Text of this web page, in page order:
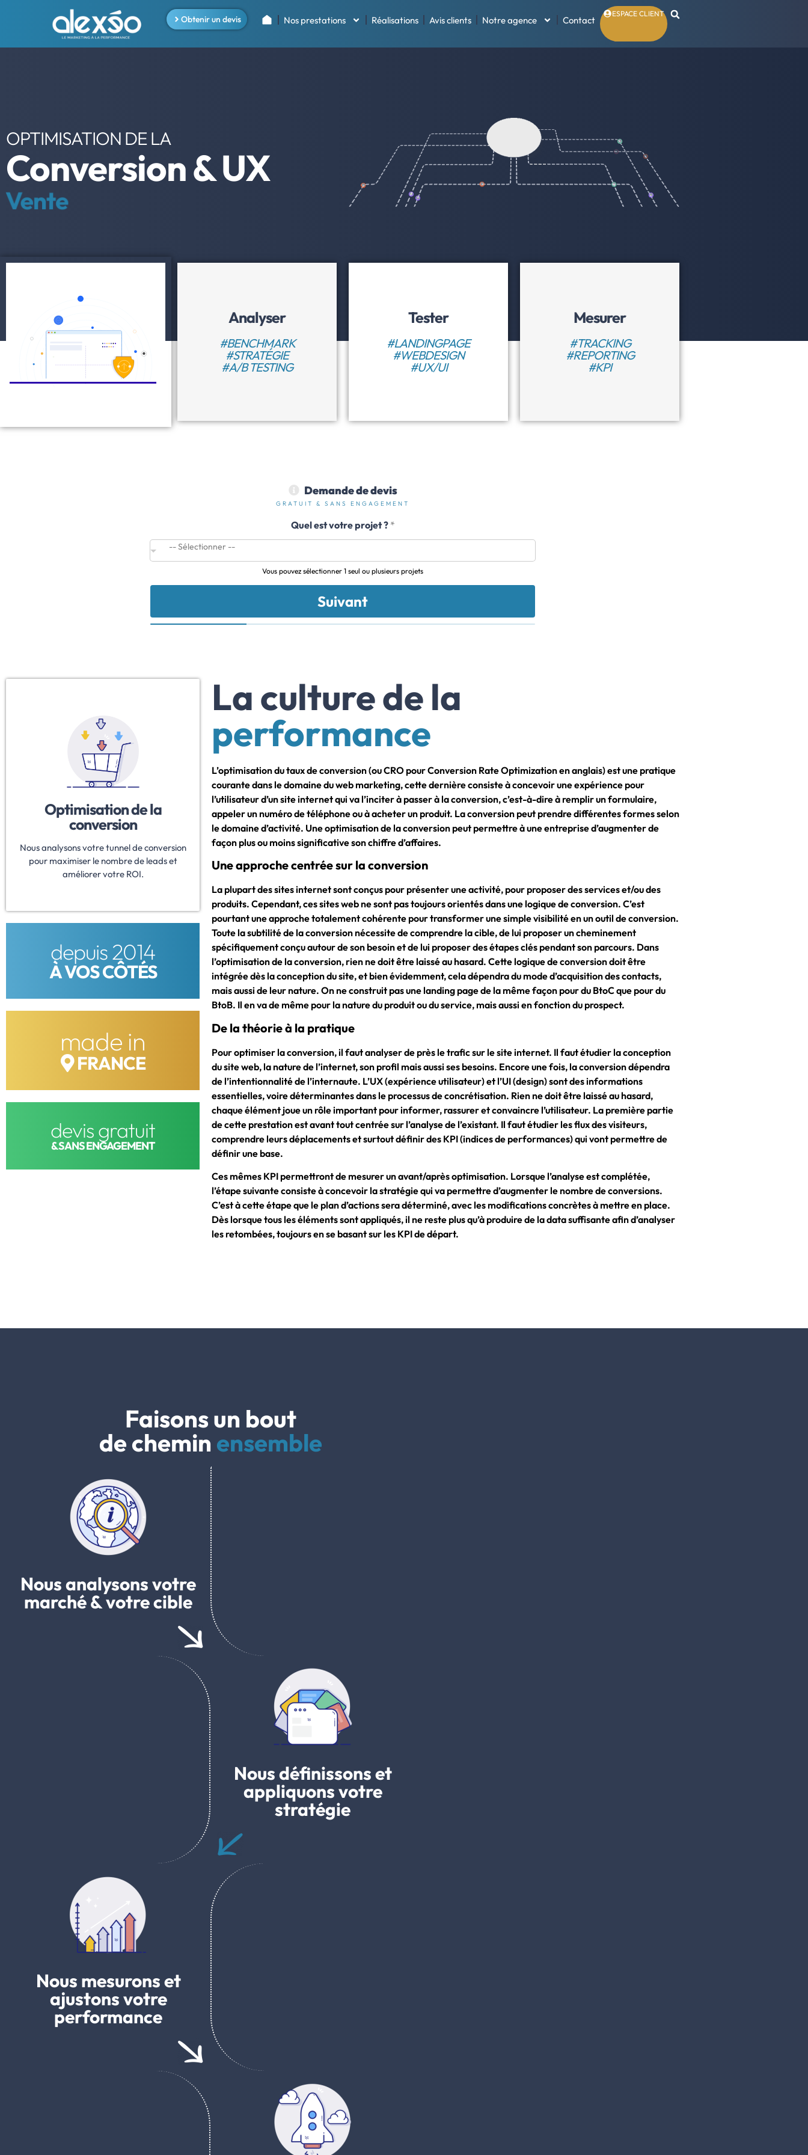
Obtenir un devis Nos prestations Réalisations Avis clients Notre agence Contact
ESPACE CLIENT
OPTIMISATION DE LA
Conversion & UX
Inscription
Analyser
#BENCHMARK
#STRATÉGIE
#A/B TESTING
Tester
#LANDINGPAGE
#WEBDESIGN
#UX/UI
Mesurer
#TRACKING
#REPORTING
#KPI
Demande de devis
GRATUIT & SANS ENGAGEMENT
Quel est votre projet ? *
Vous pouvez sélectionner 1 seul ou plusieurs projets
Suivant
Optimisation de la
conversion
Nous analysons votre tunnel de conversion
pour maximiser le nombre de leads et
améliorer votre ROI.
depuis 2014
À VOS CÔTÉS
made in
FRANCE
devis gratuit
& SANS ENGAGEMENT
La culture de la
performance
L’optimisation du taux de conversion (ou CRO pour Conversion Rate Optimization en anglais) est une pratique
courante dans le domaine du web marketing, cette dernière consiste à concevoir une expérience pour
l’utilisateur d’un site internet qui va l’inciter à passer à la conversion, c’est-à-dire à remplir un formulaire,
appeler un numéro de téléphone ou à acheter un produit. La conversion peut prendre différentes formes selon
le domaine d’activité. Une optimisation de la conversion peut permettre à une entreprise d’augmenter de
façon plus ou moins significative son chiffre d’affaires.
Une approche centrée sur la conversion
La plupart des sites internet sont conçus pour présenter une activité, pour proposer des services et/ou des
produits. Cependant, ces sites web ne sont pas toujours orientés dans une logique de conversion. C’est
pourtant une approche totalement cohérente pour transformer une simple visibilité en un outil de conversion.
Toute la subtilité de la conversion nécessite de comprendre la cible, de lui proposer un cheminement
spécifiquement conçu autour de son besoin et de lui proposer des étapes clés pendant son parcours. Dans
l’optimisation de la conversion, rien ne doit être laissé au hasard. Cette logique de conversion doit être
intégrée dès la conception du site, et bien évidemment, cela dépendra du mode d’acquisition des contacts,
mais aussi de leur nature. On ne construit pas une landing page de la même façon pour du BtoC que pour du
BtoB. Il en va de même pour la nature du produit ou du service, mais aussi en fonction du prospect.
De la théorie à la pratique
Pour optimiser la conversion, il faut analyser de près le trafic sur le site internet. Il faut étudier la conception
du site web, la nature de l’internet, son profil mais aussi ses besoins. Encore une fois, la conversion dépendra
de l’intentionnalité de l’internaute. L’UX (expérience utilisateur) et l’UI (design) sont des informations
essentielles, voire déterminantes dans le processus de concrétisation. Rien ne doit être laissé au hasard,
chaque élément joue un rôle important pour informer, rassurer et convaincre l’utilisateur. La première partie
de cette prestation est avant tout centrée sur l’analyse de l’existant. Il faut étudier les flux des visiteurs,
comprendre leurs déplacements et surtout définir des KPI (indices de performances) qui vont permettre de
définir une base.
Ces mêmes KPI permettront de mesurer un avant/après optimisation. Lorsque l’analyse est complétée,
l’étape suivante consiste à concevoir la stratégie qui va permettre d’augmenter le nombre de conversions.
C’est à cette étape que le plan d’actions sera déterminé, avec les modifications concrètes à mettre en place.
Dès lorsque tous les éléments sont appliqués, il ne reste plus qu’à produire de la data suffisante afin d’analyser
les retombées, toujours en se basant sur les KPI de départ.
Faisons un bout
de chemin ensemble
Nous analysons votre
marché & votre cible
Nous définissons et
appliquons votre
stratégie
Nous mesurons et
ajustons votre
performance